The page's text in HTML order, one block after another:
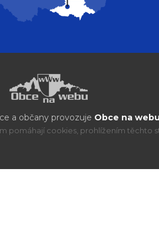
a občany provozuje Obce na
pomáhají cookies, prohlížením těchto